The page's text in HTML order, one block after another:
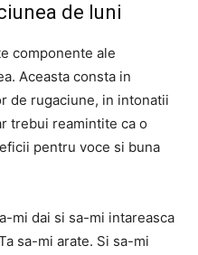
de luni
componente ale
Aceasta consta in
de rugaciune, in intonatii
trebui reamintite ca o
pentru voce si buna
mi dai si sa-mi intareasca
sa-mi arate. Si sa-mi